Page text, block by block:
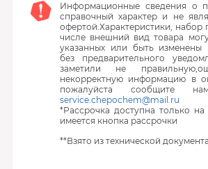
Информационные сведения о
справочный характер и не
офертой.Характеристики, набор
числе внешний вид товара
указанных или быть изменены
без предварительного
заметили не
некорректную информацию в
пожалуйста сообщите
service.chepochem@mail.ru
*Рассрочка доступна только на
имеется кнопка рассрочки
**Взято из технической